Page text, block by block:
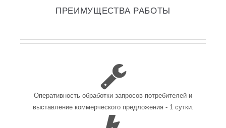
ПРЕИМУЩЕСТВА РАБОТЫ
Оперативность обработки запросов потребителей и
выставление коммерческого предложения - 1 сутки.